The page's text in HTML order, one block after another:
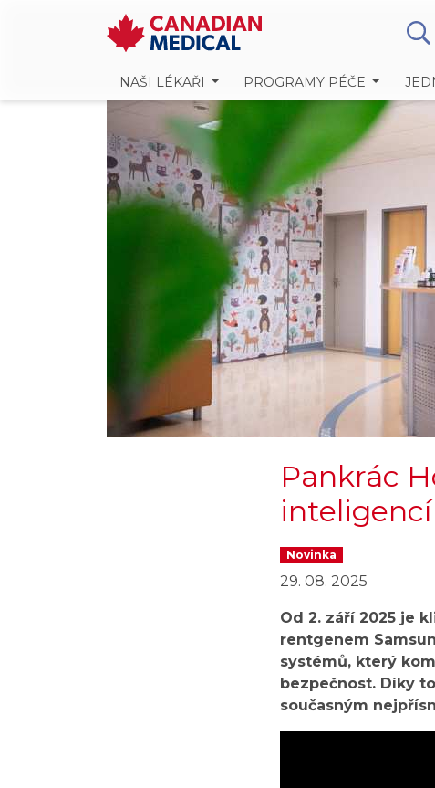
NAŠI LÉKAŘI PROGRAMY PÉČE
Pankrác
inteligencí
Novinka
29. 08. 2025
Od 2. září 2025 je
rentgenem
systémů, který
bezpečnost. Díky
současným